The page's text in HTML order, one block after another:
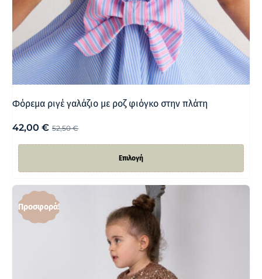
Φόρεμα ριγέ γαλάζιο με ροζ φιόγκο στην πλάτη
52,50€
42,00 €
Επιλογή
Προσφορά!